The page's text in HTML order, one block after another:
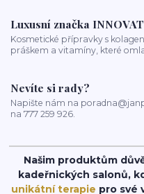
Luxusní značka
Kosmetické přípravky s
práškem a vitamíny, které
Nevíte si rady?
Napište nám na
na 777 259 926.
Našim produktům
kadeřnických salonů,
unikátní terapie pro své